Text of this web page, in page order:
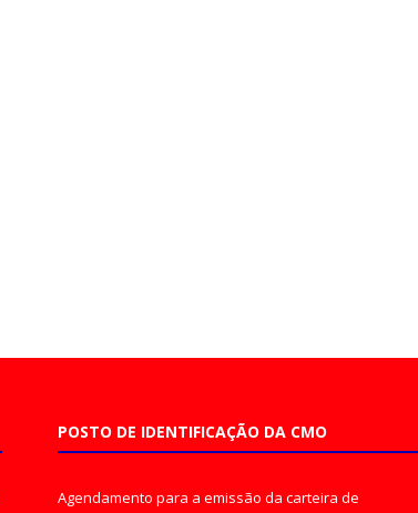
POSTO DE IDENTIFICAÇÃO DA CMO
Agendamento para a emissão da carteira de